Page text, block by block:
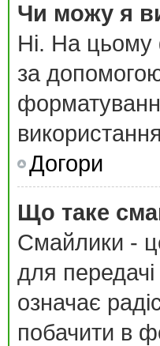
Чи можу я
Ні. На цьому
за
Догори
Що таке
Смайлики -
для
означає
побачити в